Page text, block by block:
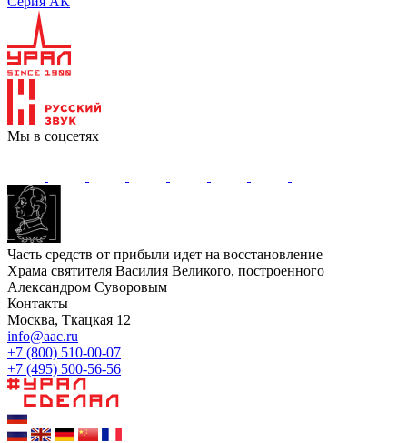
Мы в соцсетях
Часть средств от прибыли идет на восстановление
Храма святителя Василия Великого, построенного
Александром Суворовым
Контакты
Москва, Ткацкая 12
info@aac.ru
+7 (800) 510-00-07
+7 (495) 500-56-56